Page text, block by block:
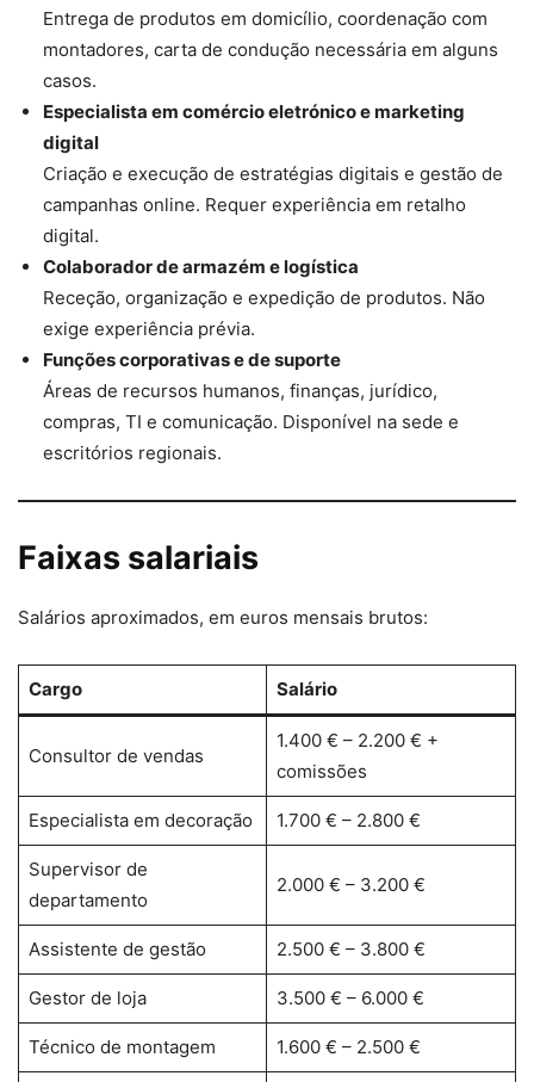
Entrega de produtos em domicílio, coordenação com
montadores, carta de condução necessária em alguns
casos.
Especialista em comércio eletrónico e marketing
digital
Criação e execução de estratégias digitais e gestão de
campanhas online. Requer experiência em retalho
digital.
Colaborador de armazém e logística
Receção, organização e expedição de produtos. Não
exige experiência prévia.
Funções corporativas e de suporte
Áreas de recursos humanos, finanças, jurídico,
compras, TI e comunicação. Disponível na sede e
escritórios regionais.
Faixas salariais
Salários aproximados, em euros mensais brutos:
Cargo Salário
Consultor de vendas
1.400 € – 2.200 € +
comissões
Especialista em decoração 1.700 € – 2.800 €
Supervisor de
departamento
2.000 € – 3.200 €
Assistente de gestão 2.500 € – 3.800 €
Gestor de loja 3.500 € – 6.000 €
Técnico de montagem 1.600 € – 2.500 €